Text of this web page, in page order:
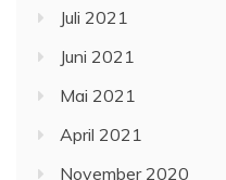
Juli 2021
Juni 2021
Mai 2021
April 2021
November 2020